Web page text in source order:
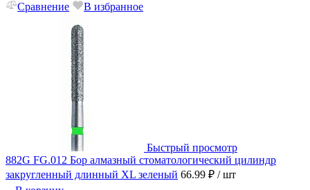
Сравнение
В избранное
Быстрый просмотр
882G FG.012 Бор алмазный стоматологический цилиндр
закругленный длинный XL зеленый 66.99 ₽ / шт